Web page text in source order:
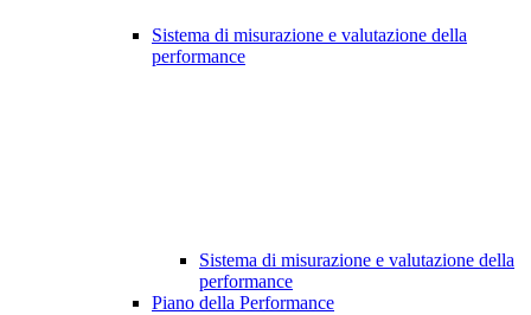
Sistema di misurazione e valutazione della
performance
Sistema di misurazione e valutazione della
performance
Piano della Performance